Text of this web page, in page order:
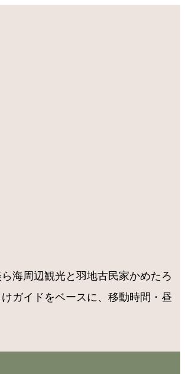
海周辺観光と羽地古民家かめたろ
ガイドをベースに、移動時間・昼